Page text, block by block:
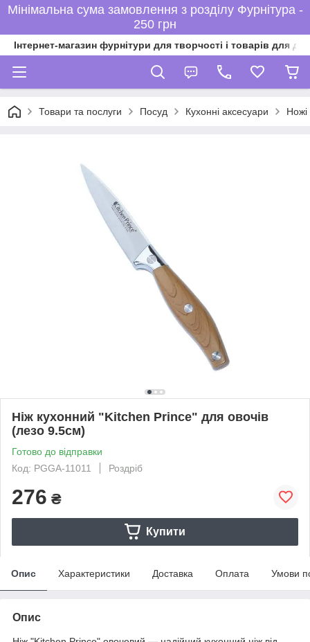
Мінімальна сума замовлення з розділу Фурнітура -
250 грн
Інтернет-магазин фурнітури для творчості і товарів для
Товари та послуги Посуд Кухонні аксесуари Ножі
Ніж кухонний "Kitchen Prince" для овочів
(лезо 9.5см)
Готово до відправки
Код: PGGA-11011
Роздріб
276 ₴
Купити
Опис Характеристики Доставка Оплата Умови
Опис